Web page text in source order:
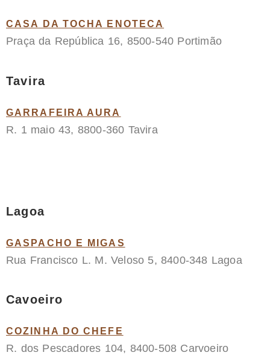
CASA DA TOCHA ENOTECA
Praça da República 16, 8500-540 Portimão
Tavira
GARRAFEIRA AURA
R. 1 maio 43, 8800-360 Tavira
Lagoa
GASPACHO E MIGAS
Rua Francisco L. M. Veloso 5, 8400-348 Lagoa
Cavoeiro
COZINHA DO CHEFE
R. dos Pescadores 104, 8400-508 Carvoeiro